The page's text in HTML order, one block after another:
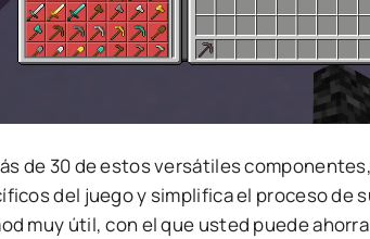
de 30 de estos versátiles
del juego y simplifica el proceso de
muy útil, con el que usted puede